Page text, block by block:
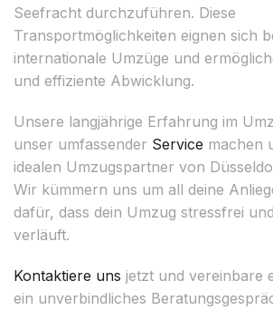
Seefracht durchzuführen. Diese
Transportmöglichkeiten eignen sich
internationale Umzüge und
und effiziente Abwicklung.
Unsere langjährige Erfahrung im
unser umfassender Service machen
idealen Umzugspartner von
Wir kümmern uns um all deine
dafür, dass dein Umzug stressfrei
verläuft.
Kontaktiere uns jetzt und vereinbare
ein unverbindliches